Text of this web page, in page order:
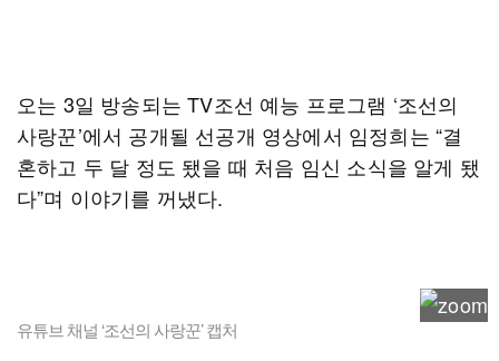
오는 3일 방송되는 TV조선 예능 프로그램 ‘조선의
사랑꾼’에서 공개될 선공개 영상에서 임정희는 “결
혼하고 두 달 정도 됐을 때 처음 임신 소식을 알게 됐
다”며 이야기를 꺼냈다.
유튜브 채널 ‘조선의 사랑꾼’ 캡처